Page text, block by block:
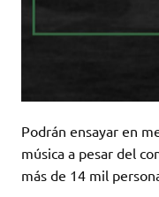
Podrán ensayar en
música a pesar del
más de 14 mil